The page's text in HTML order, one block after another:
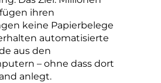
ihren
keine Papierbelege
automatisierte
aus den
– ohne dass dort
anlegt.